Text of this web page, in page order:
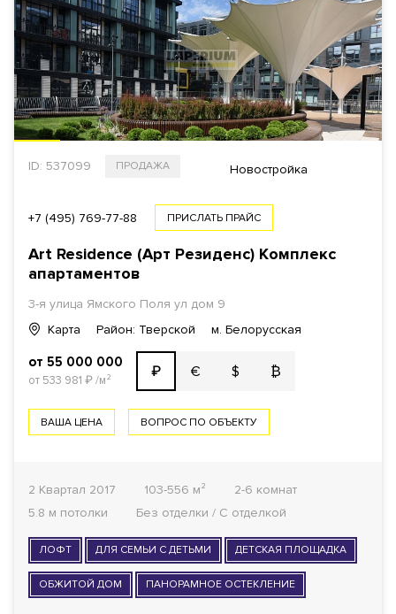
ID: 537099 ПРОДАЖА Новостройка
+7 (495) 769-77-88 ПРИСЛАТЬ ПРАЙС
Art Residence (Арт Резиденс) Комплекс
апартаментов
3-я улица Ямского Поля ул дом 9
Карта
Район: Тверской м. Белорусская
от 55 000 000
от 533 981 ₽/м² ₽ € $ ₿
ВАША ЦЕНА ВОПРОС ПО ОБЪЕКТУ
2 Квартал 2017 103-556 м²
2-6 комнат
5.8 м потолки
Без отделки / С отделкой
ЛОФТ ДЛЯ СЕМЬИ С ДЕТЬМИ ДЕТСКАЯ ПЛОЩАДКА
ОБЖИТОЙ ДОМ ПАНОРАМНОЕ ОСТЕКЛЕНИЕ